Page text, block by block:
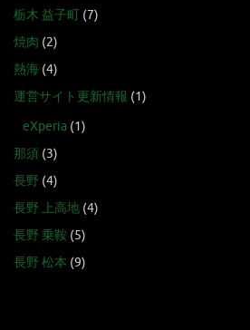
栃木 益子町 (7)
焼肉 (2)
熱海 (4)
運営サイト更新情報 (1)
eXperia (1)
那須 (3)
長野 (4)
長野 上高地 (4)
長野 乗鞍 (5)
長野 松本 (9)